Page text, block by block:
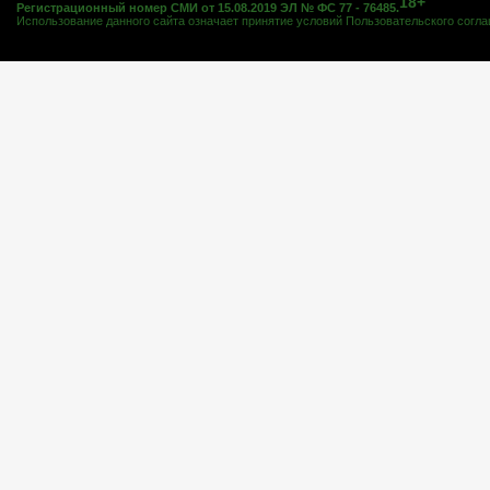
Регистрационный номер СМИ от 15.08.2019 ЭЛ № ФС 77 - 76485.
Использование данного сайта означает принятие условий Пользовательского